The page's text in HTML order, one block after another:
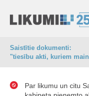
Saistītie dokumenti:
"tiesību akti, kuriem
Par likumu un citu